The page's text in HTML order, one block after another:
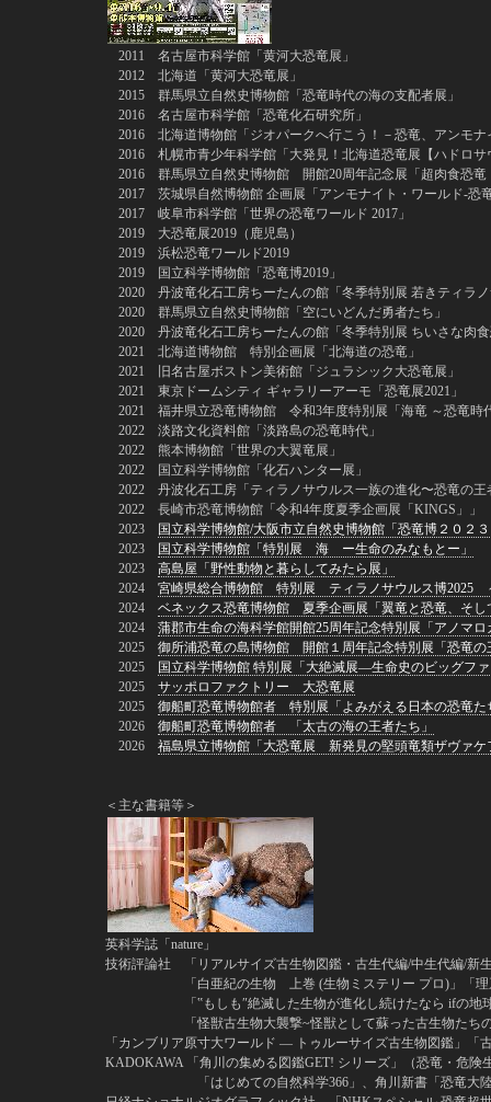
2011 名古屋市科学館「黄河大恐竜展」
2012 北海道「黄河大恐竜展」
2015 群馬県立自然史博物館「恐竜時代の海の支配者展」
2016 名古屋市科学館「恐竜化石研究所」
2016 北海道博物館「ジオパークへ行こう！－恐竜、アンモナ
2016 札幌市青少年科学館「大発見！北海道恐竜展【ハドロサ
2016 群馬県立自然史博物館 開館20周年記念展「超肉食恐
2017 茨城県自然博物館 企画展「アンモナイト・ワールド-恐
2017 岐阜市科学館「世界の恐竜ワールド 2017」
2019 大恐竜展2019（鹿児島）
2019 浜松恐竜ワールド2019
2019 国立科学博物館「恐竜博2019」
2020 丹波竜化石工房ちーたんの館「冬季特別展 若きティラ
2020 群馬県立自然史博物館「空にいどんだ勇者たち」
2020 丹波竜化石工房ちーたんの館「冬季特別展 ちいさな肉
2021 北海道博物館 特別企画展「北海道の恐竜」
2021 旧名古屋ボストン美術館「ジュラシック大恐竜展」
2021 東京ドームシティ ギャラリーアーモ「恐竜展2021」
2021 福井県立恐竜博物館 令和3年度特別展「海竜 ～恐竜時
2022 淡路文化資料館「淡路島の恐竜時代」
2022 熊本博物館「世界の大翼竜展」
2022 国立科学博物館「化石ハンター展」
2022 丹波化石工房「ティラノサウルス一族の進化〜恐竜の王
2022 長崎市恐竜博物館「令和4年度夏季企画展「KINGS」」
2023
国立科学博物館/大阪市立自然史博物館「恐竜博２０２
2023
国立科学博物館「特別展 海 ー生命のみなもとー」
2023 高島屋「野性動物と暮らしてみたら展」
2024 宮崎県総合博物館 特別展 ティラノサウルス博2025
2024 ベネックス恐竜博物館 夏季企画展「翼竜と恐竜、そし
2024 蒲郡市生命の海科学館開館25周年記念特別展「アノマ
2025 御所浦恐竜の島博物館 開館１周年記念特別展「恐竜の
2025
国立科学博物館 特別展「大絶滅展―生命史のビッグフ
2025 サッポロファクトリー 大恐竜展
2025 御船町恐竜博物館者 特別展「よみがえる日本の恐竜た
2026 御船町恐竜博物館者 「太古の海の王者たち」
2026 福島県立博物館「大恐竜展 新発見の堅頭竜類ザヴァケ
＜主な書籍等＞
英科学誌「nature」
技術評論社 「リアルサイズ古生物図鑑・古生代編/中生代編/新
「白亜紀の生物 上巻 (生物ミステリー プロ)」「理系に
「‟もしも″絶滅した生物が進化し続けたな
「怪獣古生物大襲撃~怪獣として蘇った古生物たちの
「カンブリア原寸大ワールド ― トゥルーサイズ古生物図鑑」
KADOKAWA 「角川の集める図鑑GET! シリーズ」（恐竜・危
「はじめての自然科学366」